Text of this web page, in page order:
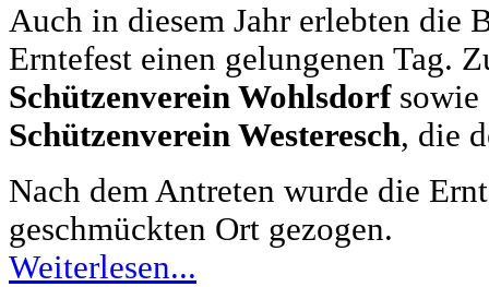
Auch in diesem Jahr erlebten die
Erntefest einen gelungenen Tag.
Schützenverein Wohlsdorfsowie
Schützenverein Westeresch, die
Nach dem Antreten wurde die
geschmückten Ort gezogen.
Weiterlesen...